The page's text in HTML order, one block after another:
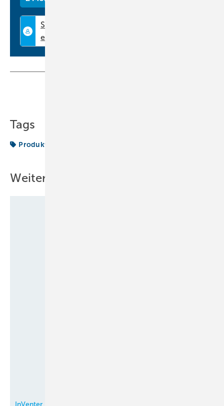
Tags
Produkte
Weitere Inhalte
InVenter